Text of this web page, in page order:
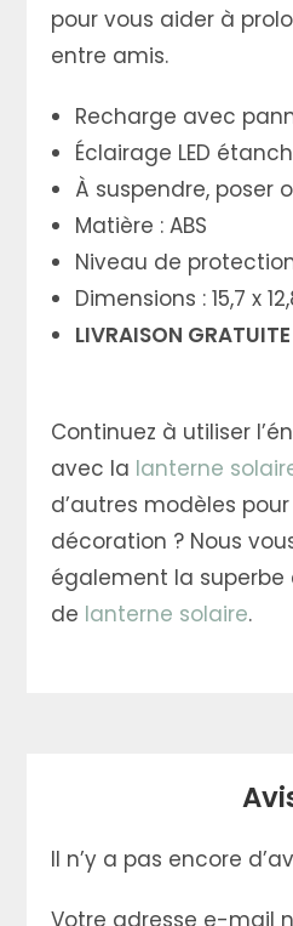
pour vous aider à
entre amis.
Recharge avec
Éclairage LED
À suspendre, poser
Matière : ABS
Niveau de
Dimensions : 15,7 x
LIVRAISON GRATUITE
Continuez à utiliser
avec la lanterne
d’autres modèles
décoration ? Nous
également la superbe
de lanterne solaire.
Il n’y a pas encore
Votre adresse e-mail